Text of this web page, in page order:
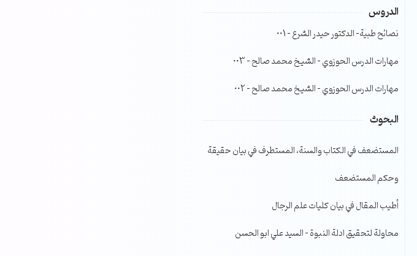
الصوت.الدروس
نصائح طبية- الدكتور حيدر الشرع – 001
مهارات الدرس الحوزوي – الشيخ محمد صالح – 003
مهارات الدرس الحوزوي – الشيخ محمد صالح – 002
البحوث
المستضعف في الكتاب والسنة، المستطرف في بيان حقيقة
وحكم المستضعف
أطيب المقال في بيان كليات علم الرجال
محاولة لتحقيق ادلة النبوة – السيد علي ابو الحسن